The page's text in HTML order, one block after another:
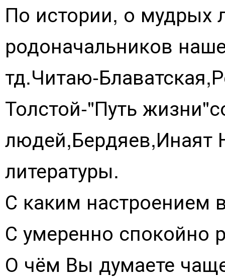
По истории, о мудрых
родоначальников
тд.Читаю-
Толстой-"Путь
людей,Бердяев,Инаят
литературы.
С каким настроением
С умеренно спокойно
О чём Вы думаете